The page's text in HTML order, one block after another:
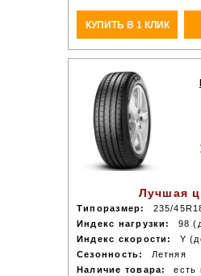
КУПИТЬ В 1 КЛИК
Лучшая
Типоразмер:
235/
Индекс нагрузки:
98
Индекс скорости:
Y
Сезонность:
Летняя
Наличие товара:
есть